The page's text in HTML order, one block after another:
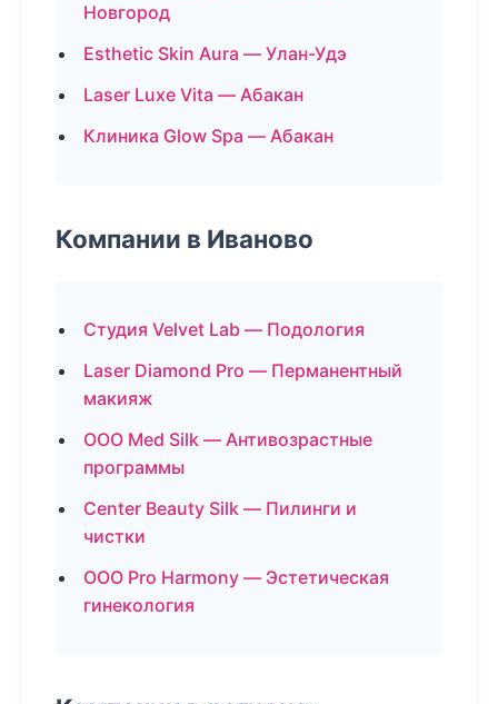
Новгород
Esthetic Skin Aura — Улан-Удэ
Laser Luxe Vita — Абакан
Клиника Glow Spa — Абакан
Компании в Иваново
Студия Velvet Lab — Подология
Laser Diamond Pro — Перманентный
макияж
ООО Med Silk — Антивозрастные
программы
Center Beauty Silk — Пилинги и
чистки
ООО Pro Harmony — Эстетическая
гинекология